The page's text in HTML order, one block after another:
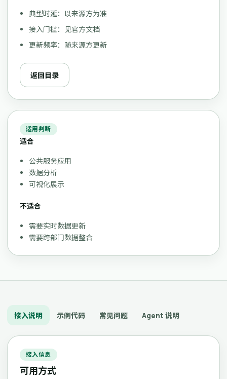
典型时延：以来源方为准
接入门槛：见官方文档
更新频率：随来源方更新
返回目录
适用判断
适合
公共服务应用
数据分析
可视化展示
不适合
需要实时数据更新
需要跨部门数据整合
接入说明 示例代码 常见问题 Agent 说明
接入信息
可用方式